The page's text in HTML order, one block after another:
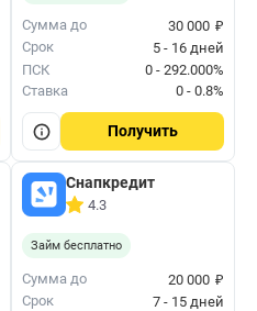
Сумма до 30 000 ₽
Срок
5 - 16 дней
ПСК
0 - 292.000%
Ставка
0 - 0.8%
Получить
Снапкредит
4.3
Займ бесплатно
Сумма до 20 000 ₽
Срок
7 - 15 дней